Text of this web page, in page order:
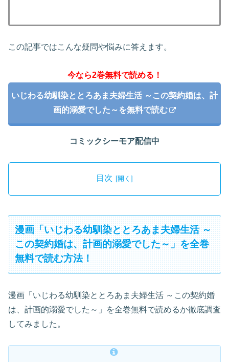
この記事ではこんな疑問や悩みに答えます。
今なら2巻無料で読める！
いじわる幼馴染ととろあま夫婦生活 ～この契約婚は、計
画的溺愛でした～を無料で読む
コミックシーモア配信中
目次
漫画「いじわる幼馴染ととろあま夫婦生活 ～
この契約婚は、計画的溺愛でした～」を全巻
無料で読む方法！
漫画「いじわる幼馴染ととろあま夫婦生活 ～この契約婚
は、計画的溺愛でした～」を全巻無料で読めるか徹底調査
してみました。